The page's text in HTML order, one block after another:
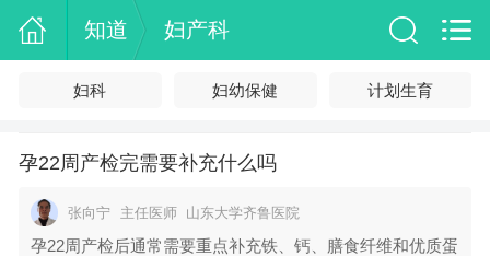
知道 妇产科
妇科 妇幼保健 计划生育
孕22周产检完需要补充什么吗
张向宁 主任医师 山东大学齐鲁医院
孕22周产检后通常需要重点补充铁、钙、膳食纤维和优质蛋